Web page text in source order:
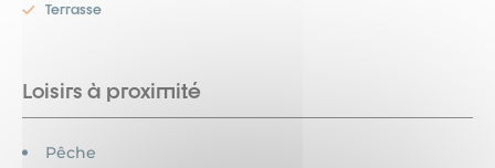
Terrasse
Loisirs à proximité
Pêche